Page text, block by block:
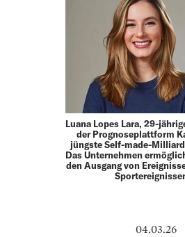
Luana Lopes Lara, 29-
der Prognoseplattform
jüngste Self-made-
Das Unternehmen
den Ausgang von
04.03.26